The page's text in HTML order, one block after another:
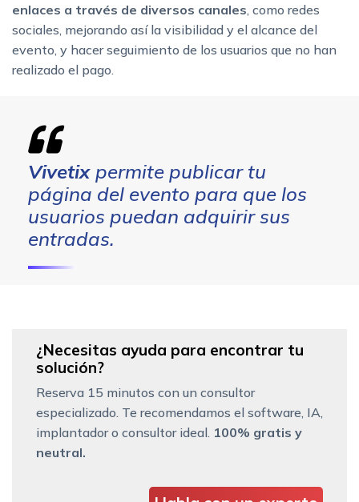
enlaces a través de diversos canales , como redes
sociales, mejorando así la visibilidad y el alcance del
evento, y hacer seguimiento de los usuarios que no han
realizado el pago.
Vivetix permite publicar tu
página del evento para que los
usuarios puedan adquirir sus
entradas.
¿Necesitas ayuda para encontrar tu
solución?
Reserva 15 minutos con un consultor
especializado. Te recomendamos el software, IA,
implantador o consultor ideal. 100% gratis y
neutral.